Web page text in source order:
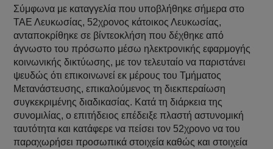
Σύμφωνα με καταγγελία που υποβλήθηκε σήμερα στο
ΤΑΕ Λευκωσίας, 52χρονος κάτοικος Λευκωσίας,
ανταποκρίθηκε σε βίντεοκλήση που δέχθηκε από
άγνωστο του πρόσωπο μέσω ηλεκτρονικής εφαρμογής
κοινωνικής δικτύωσης, με τον τελευταίο να παριστάνει
ψευδώς ότι επικοινωνεί εκ μέρους του Τμήματος
Μετανάστευσης, επικαλούμενος τη διεκπεραίωση
συγκεκριμένης διαδικασίας. Κατά τη διάρκεια της
συνομιλίας, ο επιτήδειος επέδειξε πλαστή αστυνομική
ταυτότητα και κατάφερε να πείσει τον 52χρονο να του
παραχωρήσει προσωπικά στοιχεία καθώς και στοιχεία